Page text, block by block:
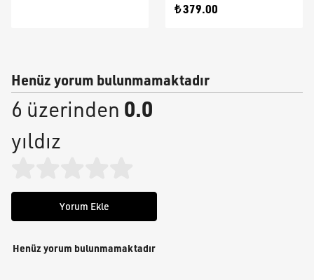
₺ 379.00
Henüz yorum bulunmamaktadır
6 üzerinden 0.0
yıldız
Yorum Ekle
Henüz yorum bulunmamaktadır